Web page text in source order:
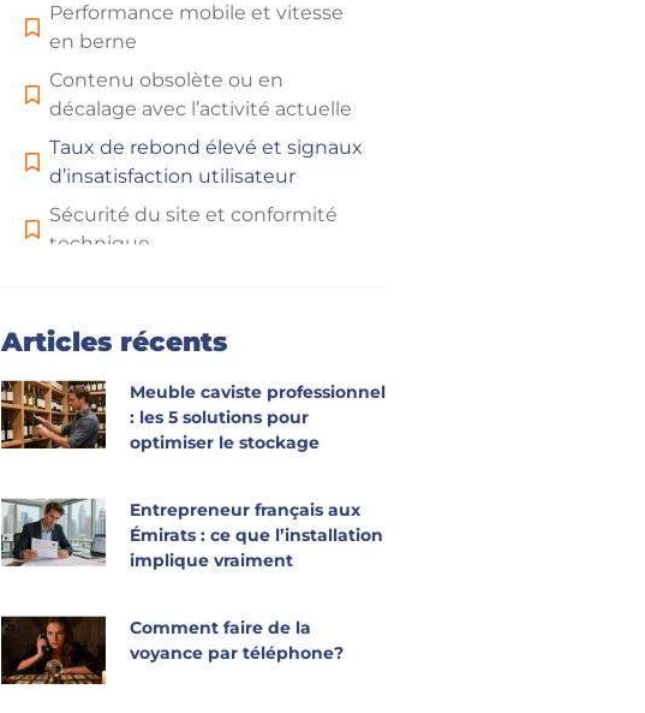
Performance mobile et vitesse
en berne
Contenu obsolète ou en
décalage avec l’activité actuelle
Taux de rebond élevé et signaux
d’insatisfaction utilisateur
Sécurité du site et conformité
technique
Articles récents
Meuble caviste professionnel
: les 5 solutions pour
optimiser le stockage
Entrepreneur français aux
Émirats : ce que l’installation
implique vraiment
Comment faire de la
voyance par téléphone?